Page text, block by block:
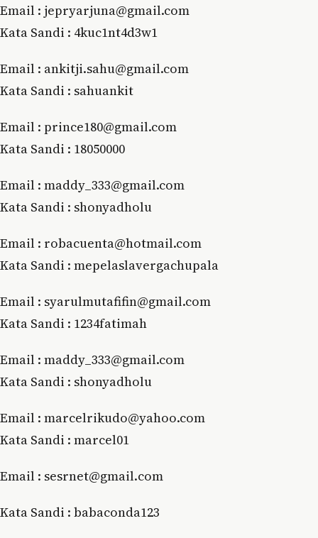
Email : jepryarjuna@gmail.com
Kata Sandi : 4kuc1nt4d3w1
Email : ankitji.sahu@gmail.com
Kata Sandi : sahuankit
Email : prince180@gmail.com
Kata Sandi : 18050000
Email : maddy_333@gmail.com
Kata Sandi : shonyadholu
Email : robacuenta@hotmail.com
Kata Sandi : mepelaslavergachupala
Email : syarulmutafifin@gmail.com
Kata Sandi : 1234fatimah
Email : maddy_333@gmail.com
Kata Sandi : shonyadholu
Email : marcelrikudo@yahoo.com
Kata Sandi : marcel01
Email : ѕеѕrnеt@gmаіl.соm
Kata Sandi : bаbасоndа123